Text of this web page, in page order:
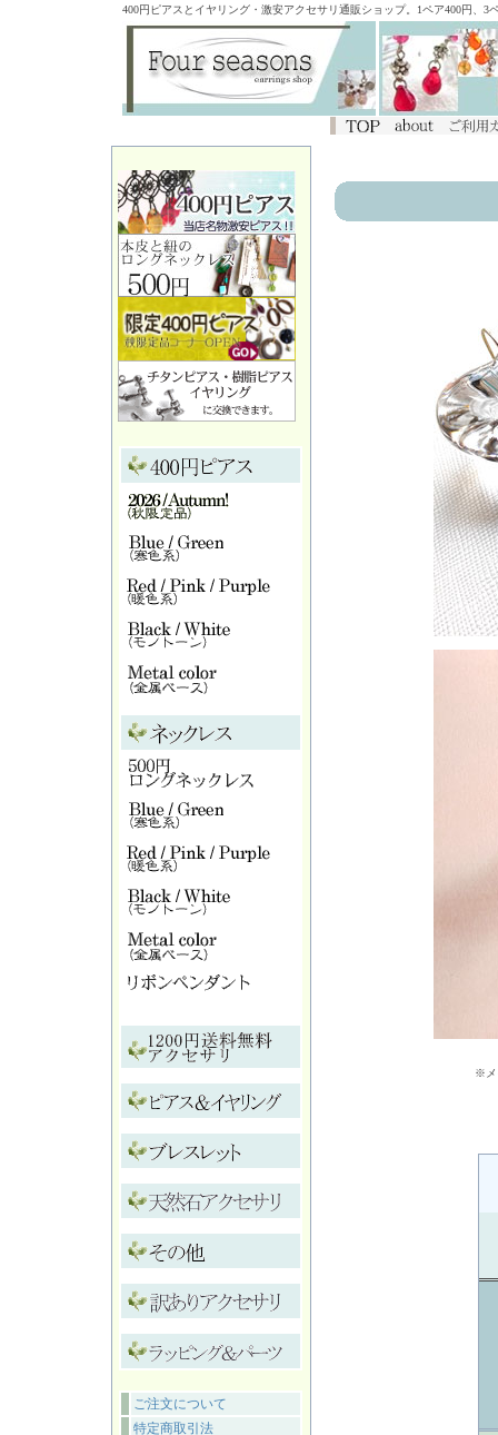
400円ピアスとイヤリング・激安アクセサリ通販ショップ。1ペア400円、
ご注文について
特定商取引法
※メ